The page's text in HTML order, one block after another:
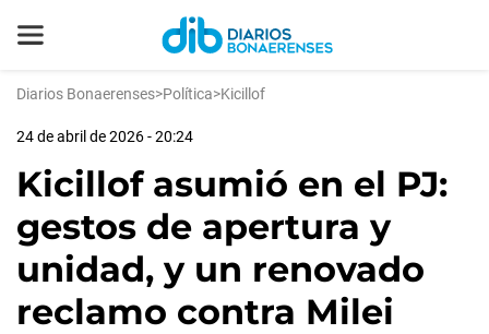
Diarios Bonaerenses>Política>Kicillof
24 de abril de 2026 - 20:24
Kicillof asumió en el PJ:
gestos de apertura y
unidad, y un renovado
reclamo contra Milei